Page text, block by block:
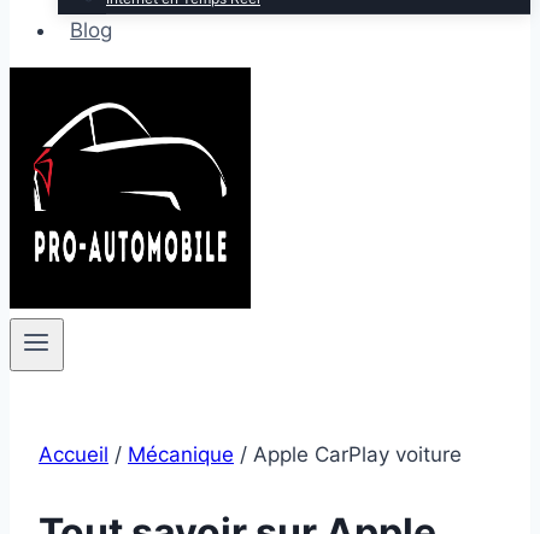
Blog
Accueil / Mécanique / Apple CarPlay voiture